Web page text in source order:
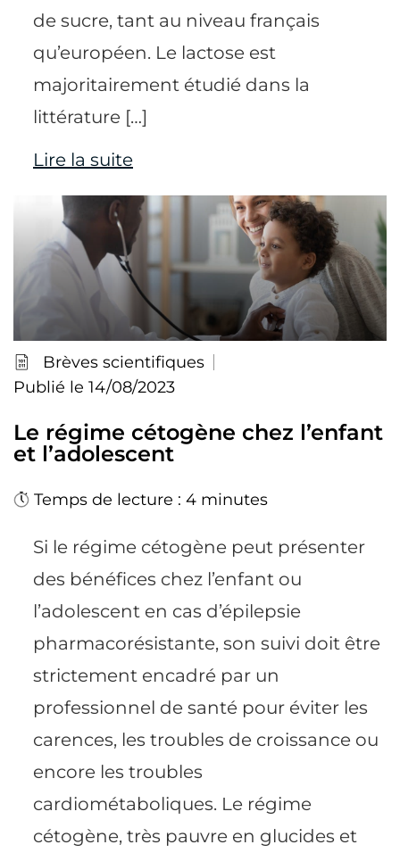
de sucre, tant au niveau français
qu’européen. Le lactose est
majoritairement étudié dans la
littérature […]
Lire la suite
Brèves scientifiques
Publié le 14/08/2023
Le régime cétogène chez l’enfant
et l’adolescent
Temps de lecture : 4 minutes
Si le régime cétogène peut présenter
des bénéfices chez l’enfant ou
l’adolescent en cas d’épilepsie
pharmacorésistante, son suivi doit être
strictement encadré par un
professionnel de santé pour éviter les
carences, les troubles de croissance ou
encore les troubles
cardiométaboliques. Le régime
cétogène, très pauvre en glucides et